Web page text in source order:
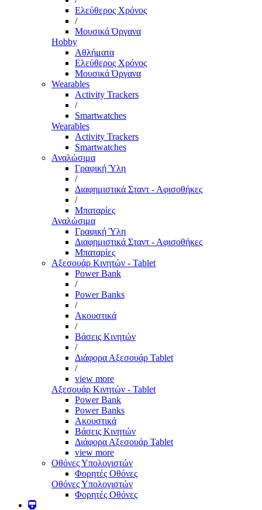
Ελεύθερος Χρόνος
/
Μουσικά Όργανα
Hobby
Αθλήματα
Ελεύθερος Χρόνος
Μουσικά Όργανα
Wearables
Activity Trackers
/
Smartwatches
Wearables
Activity Trackers
Smartwatches
Αναλώσιμα
Γραφική Ύλη
/
Διαφημιστικά Σταντ - Αφισοθήκες
/
Μπαταρίες
Αναλώσιμα
Γραφική Ύλη
Διαφημιστικά Σταντ - Αφισοθήκες
Μπαταρίες
Αξεσουάρ Κινητών - Tablet
Power Bank
/
Power Banks
/
Ακουστικά
/
Βάσεις Κινητών
/
Διάφορα Αξεσουάρ Tablet
/
view more
Αξεσουάρ Κινητών - Tablet
Power Bank
Power Banks
Ακουστικά
Βάσεις Κινητών
Διάφορα Αξεσουάρ Tablet
view more
Οθόνες Υπολογιστών
Φορητές Οθόνες
Οθόνες Υπολογιστών
Φορητές Οθόνες